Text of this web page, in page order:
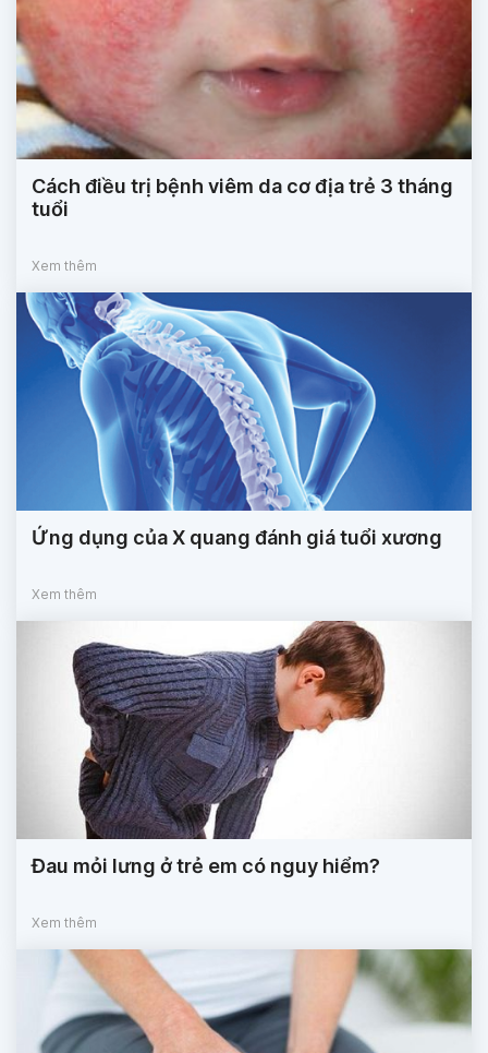
Cách điều trị bệnh viêm da cơ địa trẻ 3 tháng
tuổi
Xem thêm
Ứng dụng của X quang đánh giá tuổi xương
Xem thêm
Đau mỏi lưng ở trẻ em có nguy hiểm?
Xem thêm